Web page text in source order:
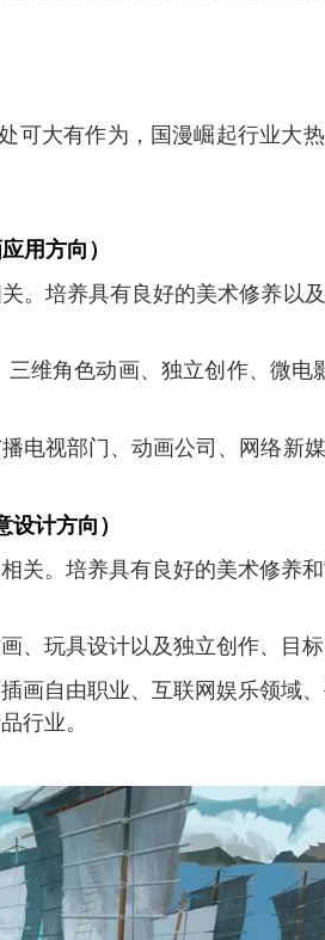
可大有作为，国漫崛起行业大
用方向）
。培养具有良好的美术修养以
维角色动画、独立创作、微电
电视部门、动画公司、网络新
计方向）
关。培养具有良好的美术修养
玩具设计以及独立创作、目标
画自由职业、互联网娱乐领域
行业。